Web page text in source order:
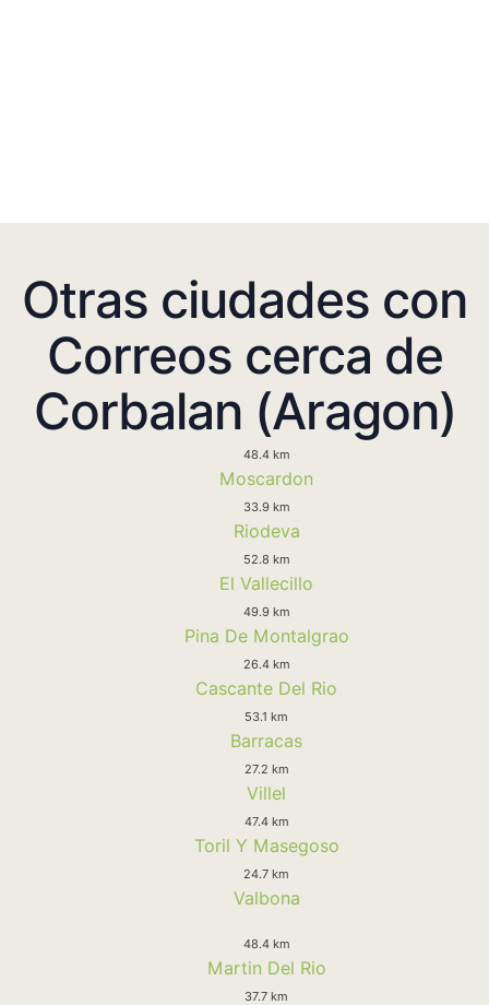
Otras ciudades con
Correos cerca de
Corbalan (Aragon)
48.4 km
Moscardon
33.9 km
Riodeva
52.8 km
El Vallecillo
49.9 km
Pina De Montalgrao
26.4 km
Cascante Del Rio
53.1 km
Barracas
27.2 km
Villel
47.4 km
Toril Y Masegoso
24.7 km
Valbona
48.4 km
Martin Del Rio
37.7 km